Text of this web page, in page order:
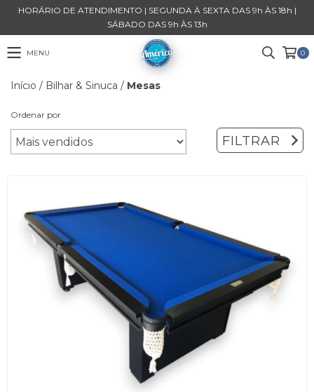
HORÁRIO DE ATENDIMENTO | SEGUNDA À SEXTA DAS 9h ÀS 18h |
SÁBADO DAS 9h ÀS 13h
MENU 0
Início / Bilhar & Sinuca / Mesas
Ordenar por
FILTRAR